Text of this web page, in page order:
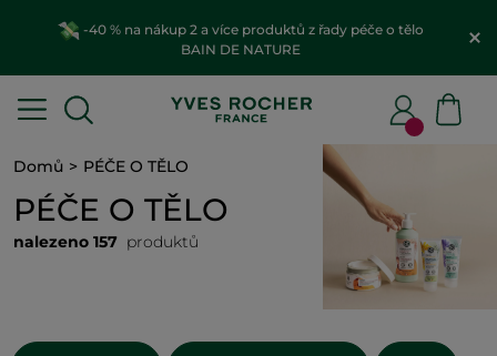
-40 % na nákup 2 a více produktů z řady péče o tělo
BAIN DE NATURE
Domů PÉČE O TĚLO
PÉČE O TĚLO
nalezeno 157 produktů